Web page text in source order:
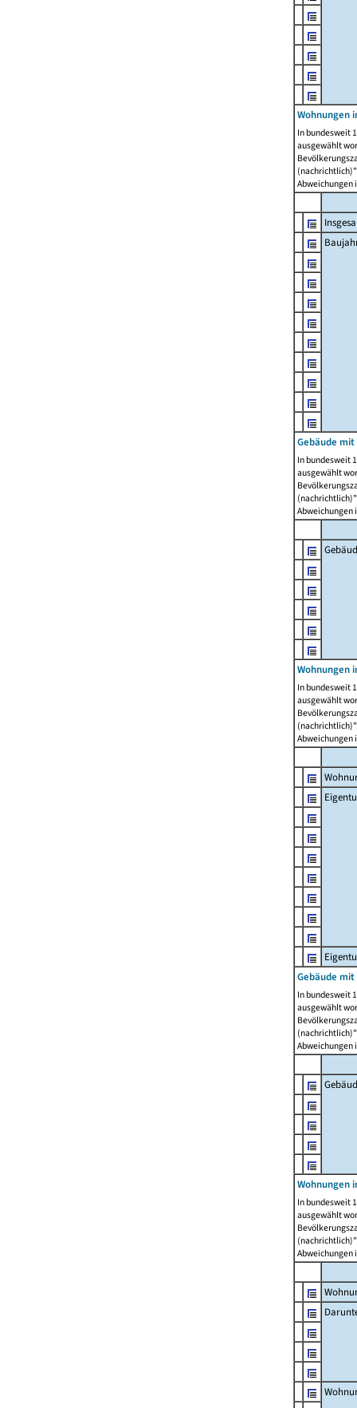
Wohnungen
In bundesweit
ausgewählt
Abweichungen
Gebäude mit
In bundesweit
ausgewählt
Abweichungen
Wohnungen
In bundesweit
ausgewählt
Abweichungen
Gebäude
In bundesweit
ausgewählt
Abweichungen
Wohnungen
In bundesweit
ausgewählt
Abweichungen